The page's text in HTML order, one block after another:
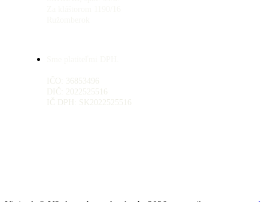
IČO: 36853496
DIČ: 2022525516
IČ DPH: SK2022525516